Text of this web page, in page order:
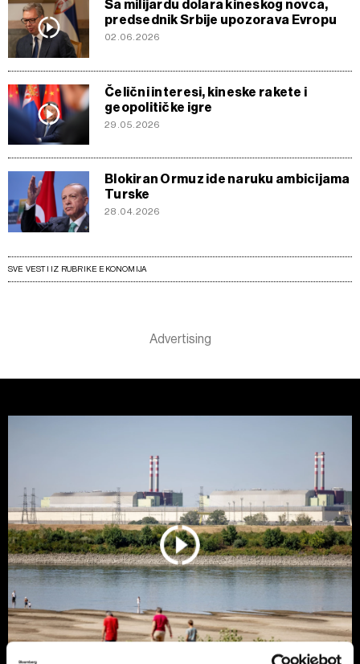
Sa milijardu dolara kineskog novca,
predsednik Srbije upozorava Evropu
02.06.2026
Čelični interesi, kineske rakete i
geopolitičke igre
29.05.2026
Blokiran Ormuz ide naruku ambicijama
Turske
28.04.2026
SVE VESTI IZ RUBRIKE EKONOMIJA